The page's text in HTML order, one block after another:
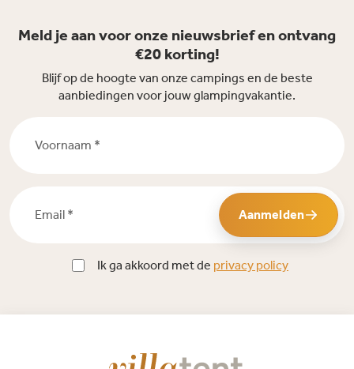
Meld je aan voor onze nieuwsbrief en ontvang
€20 korting!
Blijf op de hoogte van onze campings en de beste
aanbiedingen voor jouw glampingvakantie.
Aanmelden
Ik ga akkoord met de privacy policy